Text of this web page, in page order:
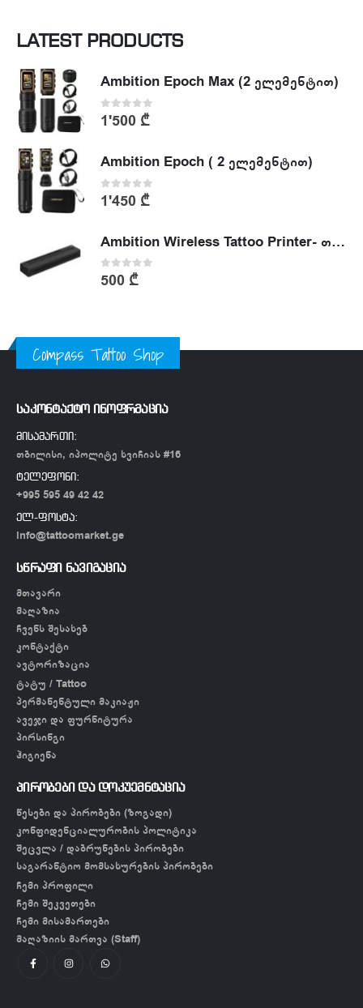
LATEST PRODUCTS
Ambition Epoch Max (2 ელემენტით)
0out of 5
1'500 ₾
Ambition Epoch ( 2 ელემენტით)
0out of 5
1'450 ₾
Ambition Wireless Tattoo Printer- თერმული პრინტერი
0out of 5
500 ₾
Compass Tattoo Shop
საკონტაქტო ინოფრმაცია
მისამართი:
თბილისი, იპოლიტე ხვიჩიას #16
ტელეფონი:
+995 595 49 42 42
ელ-ფოსტა:
info@tattoomarket.ge
სწრაფი ნავიგაცია
მთავარი
მაღაზია
ჩვენს შესახებ
კონტაქტი
ავტორიზაცია
ტატუ / Tattoo
პერმანენტული მაკიაჟი
ავეჯი და ფურნიტურა
პირსინგი
ჰიგიენა
პირობები და დოკუემნტაცია
წესები და პირობები (ზოგადი)
კონფიდენციალურობის პოლიტიკა
შეცვლა / დაბრუნების პირობები
საგარანტიო მომსახურების პირობები
ჩემი პროფილი
ჩემი შეკვეთები
ჩემი მისამართები
მაღაზიის მართვა (Staff)